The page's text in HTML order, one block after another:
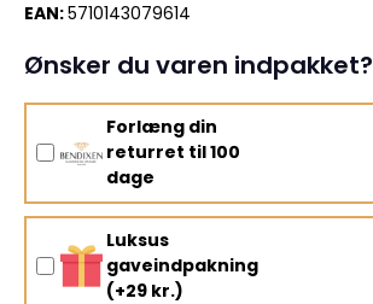
EAN:5710143079614
Ønsker du varen indpakket?
Forlæng din
returret til 100
dage
Luksus
gaveindpakning
(+29 kr.)